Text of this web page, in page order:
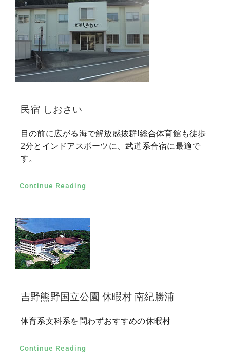
民宿 しおさい
目の前に広がる海で解放感抜群!総合体育館も徒歩
2分とインドアスポーツに、武道系合宿に最適で
す。
Continue Reading
吉野熊野国立公園 休暇村 南紀勝浦
体育系文科系を問わずおすすめの休暇村
Continue Reading